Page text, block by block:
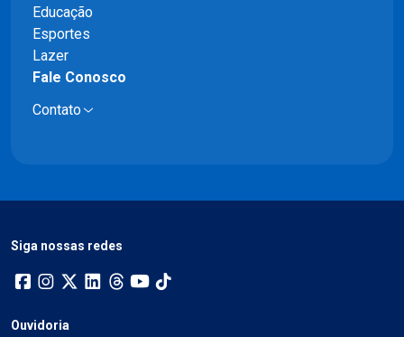
Educação
Esportes
Lazer
Fale Conosco
Contato
Siga nossas redes
Ouvidoria